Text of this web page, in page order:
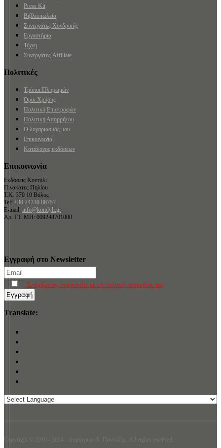
Press Kit
Βιβλιοπωλεία
Συνεργάτες Χονδρικής
Εργαστήρια
Τέχνη
Συνεργάτες Affiliate
Πολιτικές
Τρόποι Πληρωμών
Όροι Χρήσης
Πολιτική Επιστροφών
Πολιτική Απορρήτου
Ο λογαριασμός μου
Επικοινωνία
Κατάλογος εκδόσεων
Επικοινωνία
Εκδόσεις Κοντύλι
Πινακάτες Πηλίου
Τ.Κ. 370 10 Βόλος
Tel: +30 24230 86757
E-mail: info@kondyli.gr
Αρ. Γ.Ε.ΜΗ: 009248701000
Εγγραφή στο Newsletter
Συνεχίζοντας, συμφωνείτε με την πολιτική απορρήτου μας
Translate:
Copyright © 2010 - 2024 · Δημήτριος N. Παντελής. All rights reserved.